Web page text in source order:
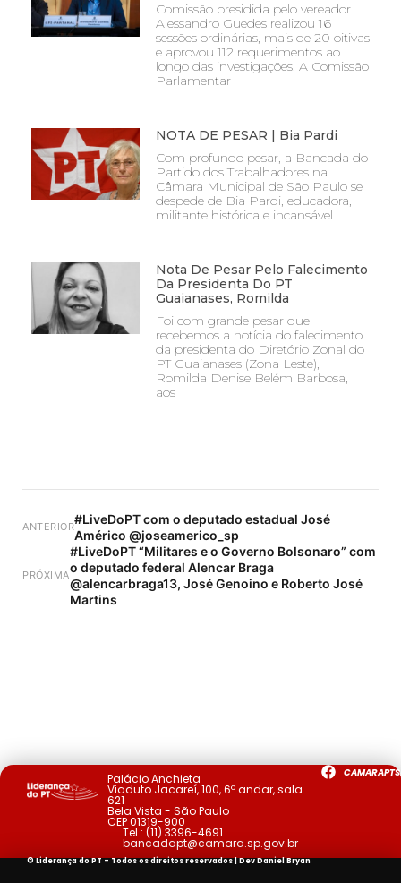
Comissão presidida pelo vereador
Alessandro Guedes realizou 16
sessões ordinárias, mais de 20 oitivas
e aprovou 112 requerimentos ao
longo das investigações. A Comissão
Parlamentar
NOTA DE PESAR | Bia Pardi
Com profundo pesar, a Bancada do
Partido dos Trabalhadores na
Câmara Municipal de São Paulo se
despede de Bia Pardi, educadora,
militante histórica e incansável
Nota De Pesar Pelo Falecimento
Da Presidenta Do PT
Guaianases, Romilda
Foi com grande pesar que
recebemos a notícia do falecimento
da presidenta do Diretório Zonal do
PT Guaianases (Zona Leste),
Romilda Denise Belém Barbosa,
aos
ANTERIOR#LiveDoPT com o deputado estadual José
Américo @joseamerico_sp
PRÓXIMA
#LiveDoPT “Militares e o Governo Bolsonaro” com
o deputado federal Alencar Braga
@alencarbraga13, José Genoino e Roberto José
Martins
Palácio Anchieta
Viaduto Jacareí, 100, 6º andar, sala
621
Bela Vista - São Paulo
CEP 01319-900
Tel.: (11) 3396-4691
bancadapt@camara.sp.gov.br
© Liderança do PT - Todos os direitos reservados | DevDaniel Bryan